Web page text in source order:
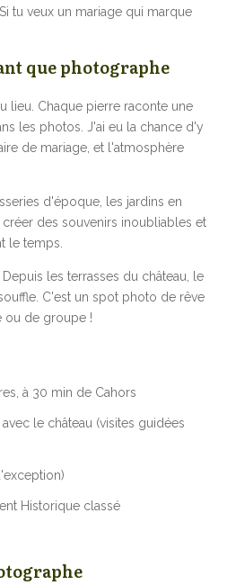
tu veux un mariage qui marque
que photographe
lieu. Chaque pierre raconte une
les photos. J'ai eu la chance d'y
de mariage, et l'atmosphère
d'époque, les jardins en
créer des souvenirs inoubliables et
le temps.
les terrasses du château, le
C'est un spot photo de rêve
ou de groupe !
à 30 min de Cahors
le château (visites guidées
Historique classé